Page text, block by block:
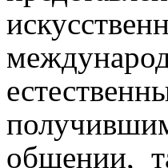
общении,